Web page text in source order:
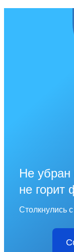
Не убран
не горит
Столкнулись